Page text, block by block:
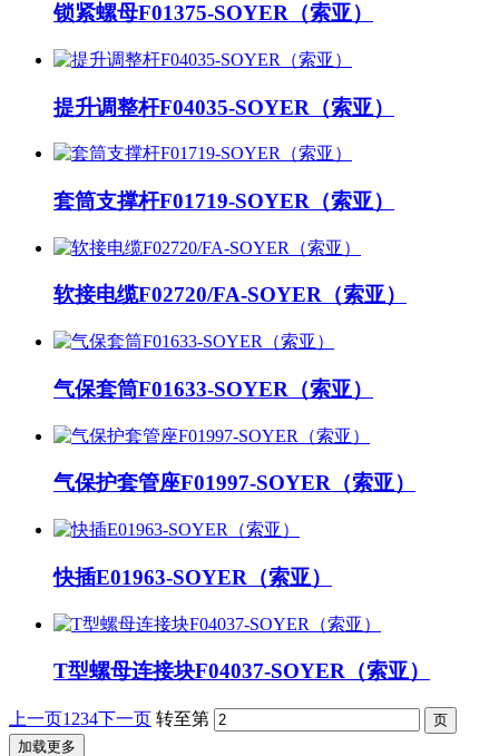
锁紧螺母F01375-SOYER（索亚）
提升调整杆F04035-SOYER（索亚）
套筒支撑杆F01719-SOYER（索亚）
软接电缆F02720/FA-SOYER（索亚）
气保套筒F01633-SOYER（索亚）
气保护套管座F01997-SOYER（索亚）
快插E01963-SOYER（索亚）
T型螺母连接块F04037-SOYER（索亚）
上一页1 234下一页 转至第
加载更多